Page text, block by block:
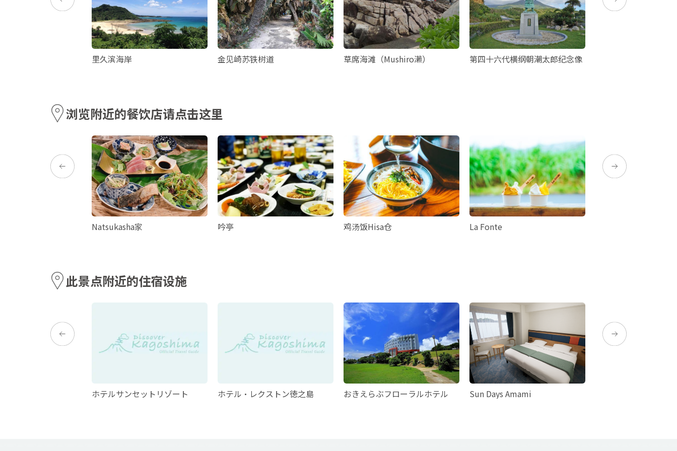
里久滨海岸 金见崎苏铁树道 草席海滩（Mushiro濑） 第四十六代横纲朝潮太郎纪念像
浏览附近的餐饮店请点击这里
Natsukasha家 吟亭 鸡汤饭Hisa仓 La Fonte
此景点附近的住宿设施
ホテルサンセットリゾート ホテル・レクストン徳之島 おきえらぶフローラルホテル Sun Days Amami